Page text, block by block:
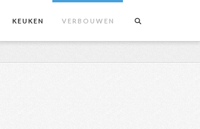
KEUKEN VERBOUWEN